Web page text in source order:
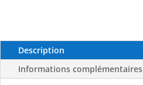
25
-
VMC
Description
Informations complémentaires